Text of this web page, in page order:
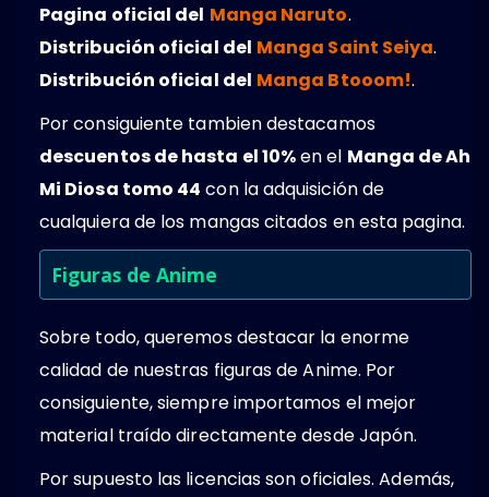
Pagina oficial del Manga Naruto.
Distribución oficial del Manga Saint Seiya.
Distribución oficial del Manga Btooom!.
Por consiguiente tambien destacamos
descuentos de hasta el 10%en el Manga de Ah
Mi Diosa tomo 44 con la adquisición de
cualquiera de los mangas citados en esta pagina.
Figuras de Anime
Sobre todo, queremos destacar la enorme
calidad de nuestras figuras de Anime. Por
consiguiente, siempre importamos el mejor
material traído directamente desde Japón.
Por supuesto las licencias son oficiales. Además,